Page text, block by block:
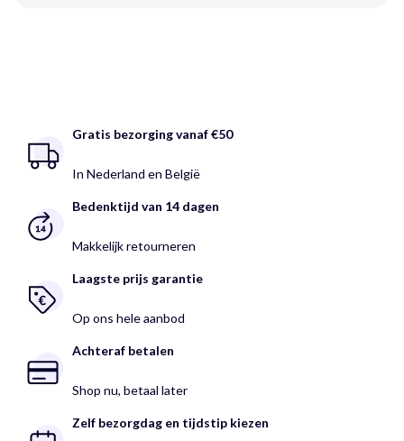
Gratis bezorging vanaf €50
In Nederland en België
Bedenktijd van 14 dagen
Makkelijk retourneren
Laagste prijs garantie
Op ons hele aanbod
Achteraf betalen
Shop nu, betaal later
Zelf bezorgdag en tijdstip kiezen